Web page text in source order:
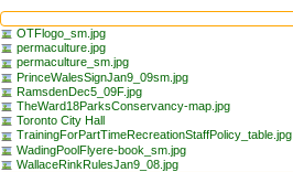
OTFlogo_sm.jpg
permaculture.jpg
permaculture_sm.jpg
PrinceWalesSignJan9_09sm.jpg
RamsdenDec5_09F.jpg
TheWard18ParksConservancy-map.jpg
Toronto City Hall
TrainingForPartTimeRecreationStaffPolicy_table.jpg
WadingPoolFlyere-book_sm.jpg
WallaceRinkRulesJan9_08.jpg